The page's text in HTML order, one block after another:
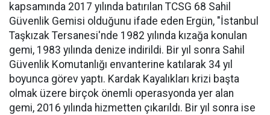
kapsamında 2017 yılında batırılan TCSG 68 Sahil
Güvenlik Gemisi olduğunu ifade eden Ergün, "İstanbul
Taşkızak Tersanesi'nde 1982 yılında kızağa konulan
gemi, 1983 yılında denize indirildi. Bir yıl sonra Sahil
Güvenlik Komutanlığı envanterine katılarak 34 yıl
boyunca görev yaptı. Kardak Kayalıkları krizi başta
olmak üzere birçok önemli operasyonda yer alan
gemi, 2016 yılında hizmetten çıkarıldı. Bir yıl sonra ise